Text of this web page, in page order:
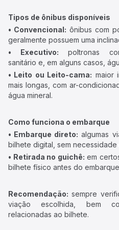
Tipos de ônibus disponíveis
• Convencional: ônibus com
geralmente possuem uma
• Executivo: poltronas
sanitário e, em alguns casos,
• Leito ou Leito-cama: maior
mais longas, com ar-
água mineral.
Como funciona o embarque
• Embarque direto: algumas
bilhete digital, sem
• Retirada no guichê: em
bilhete físico antes do
Recomendação: sempre
viação escolhida, bem
relacionadas ao bilhete.